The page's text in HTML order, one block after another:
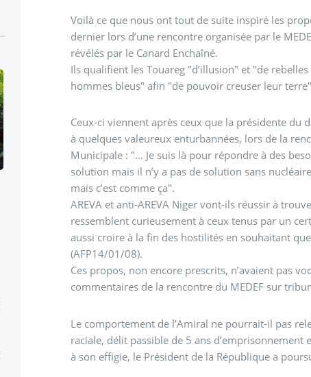
Voilà ce que nous ont tout de suite inspiré les
dernier lors d’une rencontre organisée par le
révélés par le Canard Enchaîné.
Ils qualifient les Touareg "d’illusion" et "de
hommes bleus" afin "de pouvoir creuser leur
Ceux-ci viennent après ceux que la présidente du
à quelques valeureux enturbannées, lors de la
Municipale : "… Je suis là pour répondre à des
solution mais il n’y a pas de solution sans
mais c’est comme ça".
AREVA et anti-AREVA Niger vont-ils réussir à
ressemblent curieusement à ceux tenus par un
aussi croire à la fin des hostilités en souhaitant
(AFP14/01/08).
Ces propos, non encore prescrits, n’avaient pas
commentaires de la rencontre du MEDEF sur
Le comportement de l’Amiral ne pourrait-il pas
raciale, délit passible de 5 ans
à son effigie, le Président de la République a